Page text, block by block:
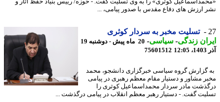
ارزش های دفاع مقدس با صدور پیامی، ...
تسلیت مخبر به سردار کوثری
زندگی-سیاسی-
20 ماه پیش - دوشنبه 19
75601512
گروه سیاسی خبرگزاری دانشجو، محمد
مشاور و دستیار مقام معظم رهبری در پیامی
مادر سردار محمداسماعیل کوثری را
گفت. - دستیار رهبر معظم انقلاب در پیامی درگذشت ...